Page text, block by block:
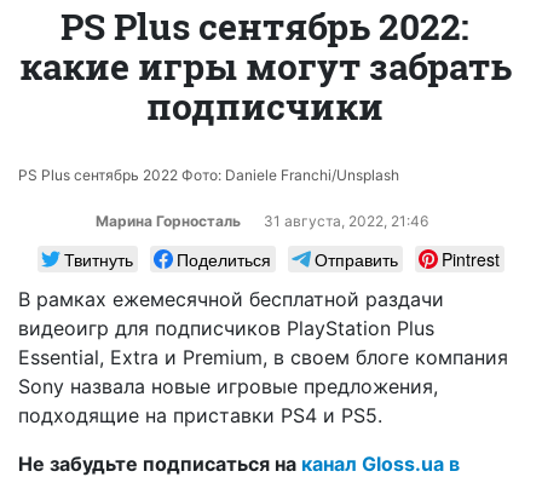
PS Plus сентябрь 2022:
какие игры могут забрать
подписчики
PS Plus сентябрь 2022 Фото: Daniele Franchi/Unsplash
Марина Горносталь 31 августа, 2022, 21:46
Твитнуть Поделиться Отправить
Pintrest
В рамках ежемесячной бесплатной раздачи
видеоигр для подписчиков PlayStation Plus
Essential, Extra и Premium, в своем блоге компания
Sony назвала новые игровые предложения,
подходящие на приставки PS4 и PS5.
Не забудьте подписаться на канал Gloss.ua в